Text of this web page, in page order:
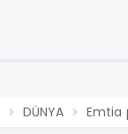
DÜNYA Emtia